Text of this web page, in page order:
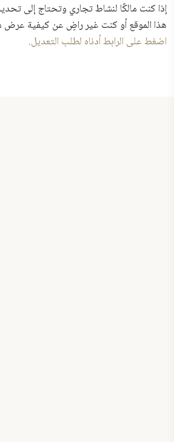
إذا كنت مالكًا لنشاط تجاري وتحتاج إلى
هذا الموقع أو كنت غير راضٍ عن كيفية عرض
اضغط على الرابط أدناه لطلب التعديل.